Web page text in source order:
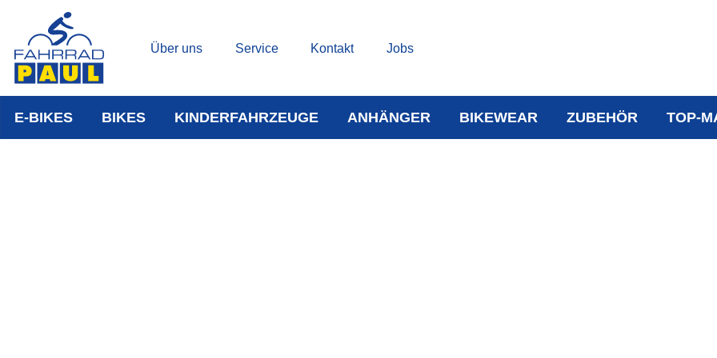
Über uns Service Kontakt Jobs
E-BIKES BIKES KINDERFAHRZEUGE ANHÄNGER BIKEWEAR ZUBEHÖR TOP-